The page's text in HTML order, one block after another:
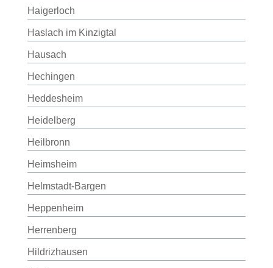
Haigerloch
Haslach im Kinzigtal
Hausach
Hechingen
Heddesheim
Heidelberg
Heilbronn
Heimsheim
Helmstadt-Bargen
Heppenheim
Herrenberg
Hildrizhausen